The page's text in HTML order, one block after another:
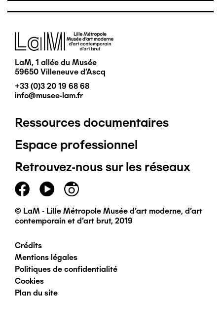
Image
LaM, 1 allée du Musée
59650 Villeneuve d'Ascq
+33 (0)3 20 19 68 68
info@musee-lam.fr
Pied
de
page
principal
Ressources documentaires
Espace professionnel
Retrouvez-nous sur les réseaux
© LaM - Lille Métropole Musée d'art moderne, d'art
contemporain et d'art brut, 2019
Pied
de
page
Crédits
Mentions légales
Politiques de confidentialité
Cookies
Plan du site